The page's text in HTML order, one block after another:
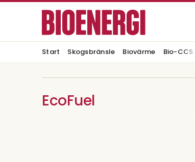
Start Skogsbränsle Biovärme Bio-CCS
EcoFuel